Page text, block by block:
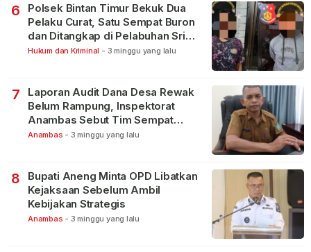
6
Polsek Bintan Timur Bekuk Dua
Pelaku Curat, Satu Sempat Buron
dan Ditangkap di Pelabuhan Sri
Bintan Pura
Hukum dan Kriminal - 3 minggu yang lalu
7
Laporan Audit Dana Desa Rewak
Belum Rampung, Inspektorat
Anambas Sebut Tim Sempat
Terbagi Tangani Kasus Lain
Anambas - 3 minggu yang lalu
8
Bupati Aneng Minta OPD Libatkan
Kejaksaan Sebelum Ambil
Kebijakan Strategis
Anambas - 3 minggu yang lalu